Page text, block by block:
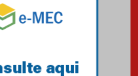
Mackenzie mobiliza campanha
solidária para apoiar famílias em
Minas Gerais
Primeiro culto do ano ressalta o